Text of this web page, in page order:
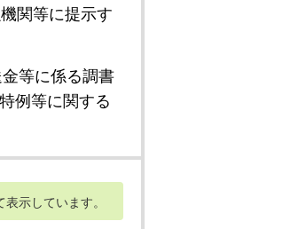
関等に提示す
等に係る調書
例等に関する
示しています。